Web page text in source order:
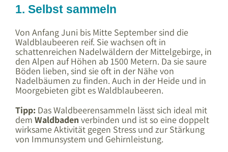
1. Selbst sammeln
Von Anfang Juni bis Mitte September sind die
Waldblaubeeren reif. Sie wachsen oft in
schattenreichen Nadelwäldern der Mittelgebirge, in
den Alpen auf Höhen ab 1500 Metern. Da sie saure
Böden lieben, sind sie oft in der Nähe von
Nadelbäumen zu finden. Auch in der Heide und in
Moorgebieten gibt es Waldblaubeeren.
Tipp: Das Waldbeerensammeln lässt sich ideal mit
dem Waldbaden verbinden und ist so eine doppelt
wirksame Aktivität gegen Stress und zur Stärkung
von Immunsystem und Gehirnleistung.